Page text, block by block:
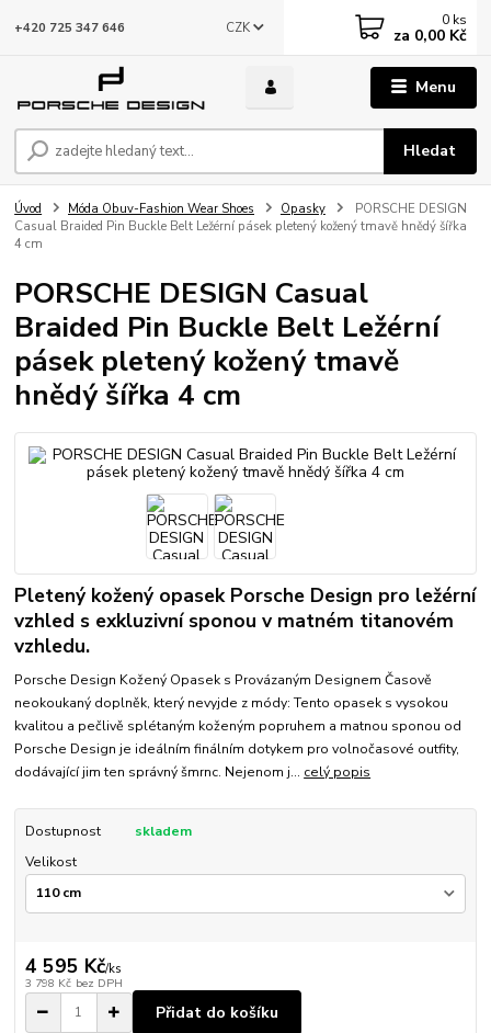
Menu
CZK
Hledat
+420 725 347 646 0 ks
za 0,00 Kč
Úvod Móda Obuv-Fashion Wear Shoes Opasky
PORSCHE DESIGN
Casual Braided Pin Buckle Belt Ležérní pásek pletený kožený tmavě hnědý šířka
4 cm
PORSCHE DESIGN Casual
Braided Pin Buckle Belt Ležérní
pásek pletený kožený tmavě
hnědý šířka 4 cm
Pletený kožený opasek Porsche Design pro ležérní
vzhled s exkluzivní sponou v matném titanovém
vzhledu.
Porsche Design Kožený Opasek s Provázaným Designem Časově
neokoukaný doplněk, který nevyjde z módy: Tento opasek s vysokou
kvalitou a pečlivě splétaným koženým popruhem a matnou sponou od
Porsche Design je ideálním finálním dotykem pro volnočasové outfity,
dodávající jim ten správný šmrnc. Nejenom j... celý popis
Dostupnost
skladem
Velikost
4 595 Kč/ks
3 798 Kč bez DPH
Přidat do košíku